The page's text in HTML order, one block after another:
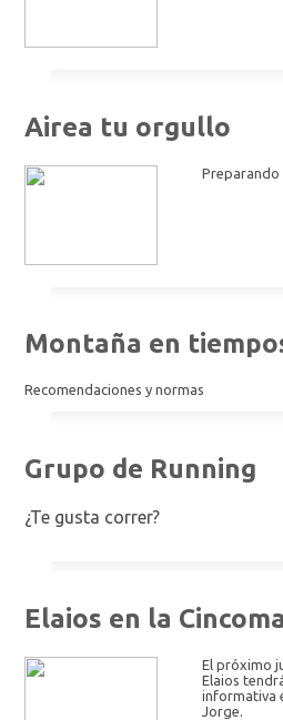
Airea tu orgullo
Preparando
Montaña en
Recomendaciones y normas
Grupo de Running
¿Te gusta correr?
Elaios en la
El próximo
Elaios
informativa
Jorge.